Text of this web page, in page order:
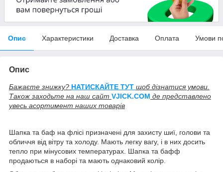
Опис Характеристики Доставка Оплата Умови
Опис
Бажаєте знижку? НАТИСКАЙТЕ ТУТ щоб дізнатися умови.
Також заходьте на наш сайт VJICK.COM де представлено
увесь асортимент наших товарів
Шапка та баф на флісі призначені для захисту шиї, голови та
обличчя від вітру та холоду. Мають легку вагу, і в них досить
тепло при мінусових температурах. Шапка та бафф
продаються в наборі та мають однаковий колір.